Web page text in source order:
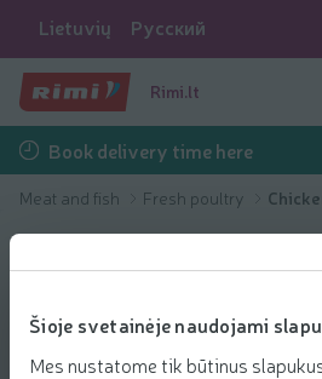
Šioje svetainėje naudojami
Mes nustatome tik būtinus
Lietuvių Русский
Rimi.lt
Book delivery time here
Meat and fish Fresh poultry